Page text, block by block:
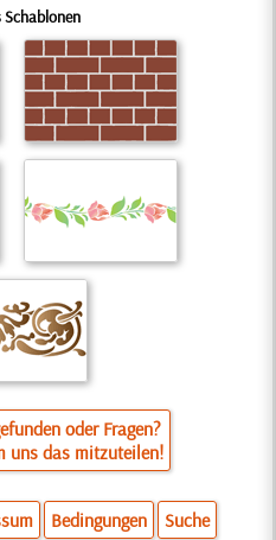
oder Fragen?
uns das mitzuteilen!
Bedingungen Suche